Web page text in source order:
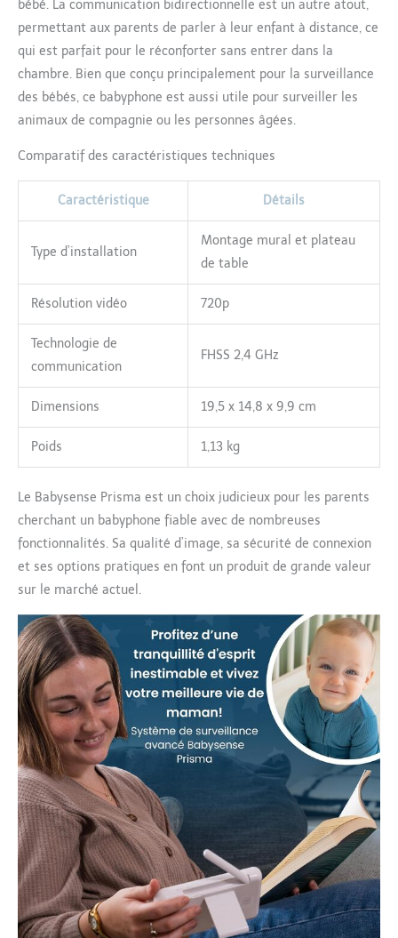
bébé. La communication bidirectionnelle est un autre atout,
permettant aux parents de parler à leur enfant à distance, ce
qui est parfait pour le réconforter sans entrer dans la
chambre. Bien que conçu principalement pour la surveillance
des bébés, ce babyphone est aussi utile pour surveiller les
animaux de compagnie ou les personnes âgées.
Comparatif des caractéristiques techniques
Caractéristique Détails
Type d’installation
Montage mural et plateau
de table
Résolution vidéo 720p
Technologie de
communication
FHSS 2,4 GHz
Dimensions 19,5 x 14,8 x 9,9 cm
Poids 1,13 kg
Le Babysense Prisma est un choix judicieux pour les parents
cherchant un babyphone fiable avec de nombreuses
fonctionnalités. Sa qualité d’image, sa sécurité de connexion
et ses options pratiques en font un produit de grande valeur
sur le marché actuel.